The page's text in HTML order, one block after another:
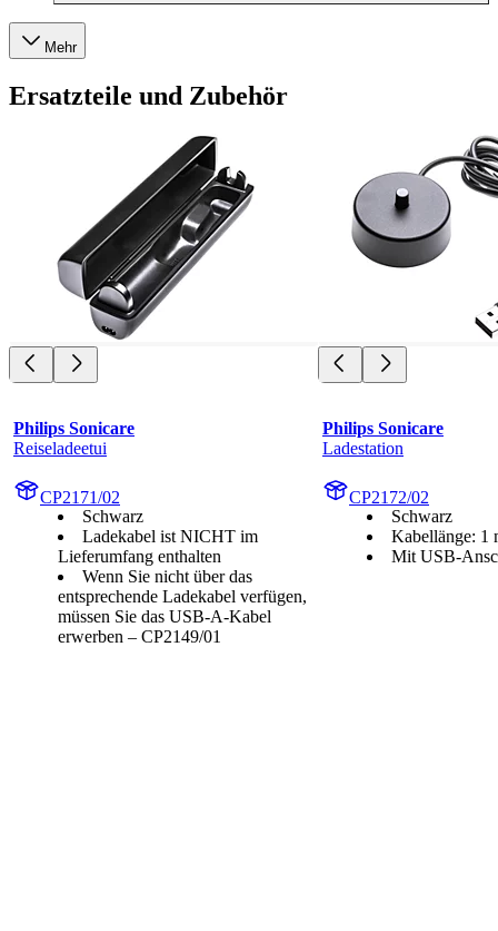
Mehr
Ersatzteile und Zubehör
Philips Sonicare
Reiseladeetui
CP2171/02
Schwarz
Ladekabel ist NICHT im
Lieferumfang enthalten
Wenn Sie nicht über das
entsprechende Ladekabel verfügen,
müssen Sie das USB-A-Kabel
erwerben – CP2149/01
Philips Sonicare
Ladestation
CP2172/02
Schwarz
Kabellänge: 1
Mit USB-